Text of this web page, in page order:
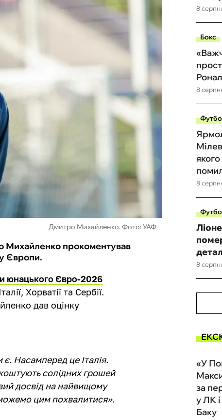
Дмитро Михайленко. Фото: УАФ
Михайленко прокоментував
Європи.
юнацького Євро-2026
Хорватії та Сербії.
дав оцінку
є. Насамперед це Італія.
солідних грошей
досвід на найвищому
цим похвалитися».
8
Бокс
8
8
8
«У
за
у ЛК
Баку